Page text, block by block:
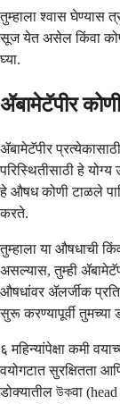
तुम्हाला श्वास घेण्यास
सूज येत असेल किंवा
घ्या.
ॲबामेटॅपीर
ॲबामेटॅपीर
परिस्थितीसाठी हे
हे औषध कोणी टाळले
करते.
तुम्हाला या औषधाची
असल्यास, तुम्ही
औषधांवर ॲलर्जीक
सुरू करण्यापूर्वी तुमच्या
६ महिन्यांपेक्षा कमी
वयोगटात सुरक्षितता
डोक्यातील উকवा